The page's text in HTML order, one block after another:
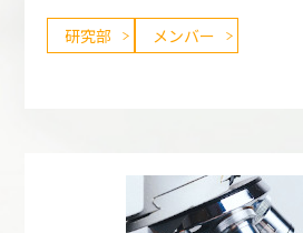
研究部 メンバー